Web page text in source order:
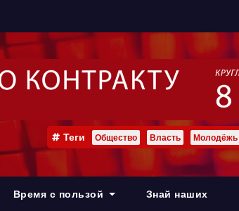
Теги Общество Власть Молодёжь
Время с пользой Знай наших